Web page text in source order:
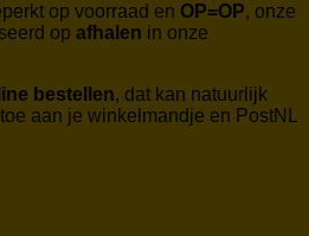
op voorraad en OP=OP, onze
op afhalen in onze
bestellen, dat kan natuurlijk
aan je winkelmandje en PostNL